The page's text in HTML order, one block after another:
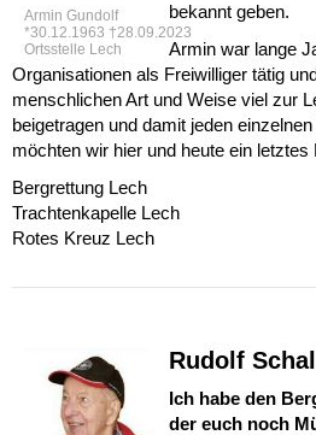
Armin Gundolf
*30.12.1963 †28.09.2023
Ortsstelle Lech
bekannt geben.
Armin war lange
Organisationen als Freiwilliger tätig
menschlichen Art und Weise viel zur
beigetragen und damit jeden
möchten wir hier und heute ein letztes
Bergrettung Lech
Trachtenkapelle Lech
Rotes Kreuz Lech
Rudolf
Ich habe den
der euch noch